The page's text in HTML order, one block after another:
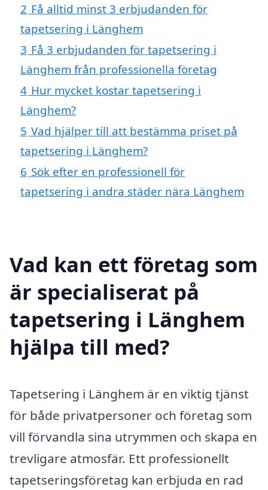
2 Få alltid minst 3 erbjudanden för
tapetsering i Länghem
3 Få 3 erbjudanden för tapetsering i
Länghem från professionella företag
4 Hur mycket kostar tapetsering i
Länghem?
5 Vad hjälper till att bestämma priset på
tapetsering i Länghem?
6 Sök efter en professionell för
tapetsering i andra städer nära Länghem
Vad kan ett företag som
är specialiserat på
tapetsering i Länghem
hjälpa till med?
Tapetsering i Länghem är en viktig tjänst
för både privatpersoner och företag som
vill förvandla sina utrymmen och skapa en
trevligare atmosfär. Ett professionellt
tapetseringsföretag kan erbjuda en rad